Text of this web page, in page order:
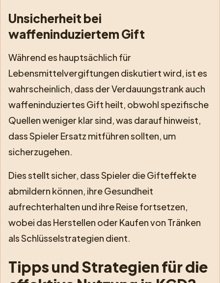
Unsicherheit bei
waffeninduziertem Gift
Während es hauptsächlich für
Lebensmittelvergiftungen diskutiert wird, ist es
wahrscheinlich, dass der Verdauungstrank auch
waffeninduziertes Gift heilt, obwohl spezifische
Quellen weniger klar sind, was darauf hinweist,
dass Spieler Ersatz mitführen sollten, um
sicherzugehen.
Dies stellt sicher, dass Spieler die Gifteffekte
abmildern können, ihre Gesundheit
aufrechterhalten und ihre Reise fortsetzen,
wobei das Herstellen oder Kaufen von Tränken
als Schlüsselstrategien dient.
Tipps und Strategien für die